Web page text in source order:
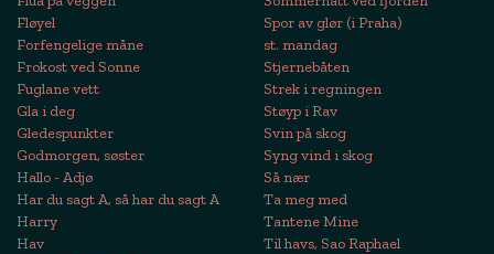
Fløyel
Forfengelige måne
Frokost ved Sonne
Fuglane vett
Gla i deg
Gledespunkter
Godmorgen, søster
Hallo - Adjø
Har du sagt A, så har du sagt A
Harry
Hav
Spor av glør (i Praha)
st. mandag
Stjernebåten
Strek i regningen
Støyp i Rav
Svin på skog
Syng vind i skog
Så nær
Ta meg med
Tantene Mine
Til havs, Sao Raphael